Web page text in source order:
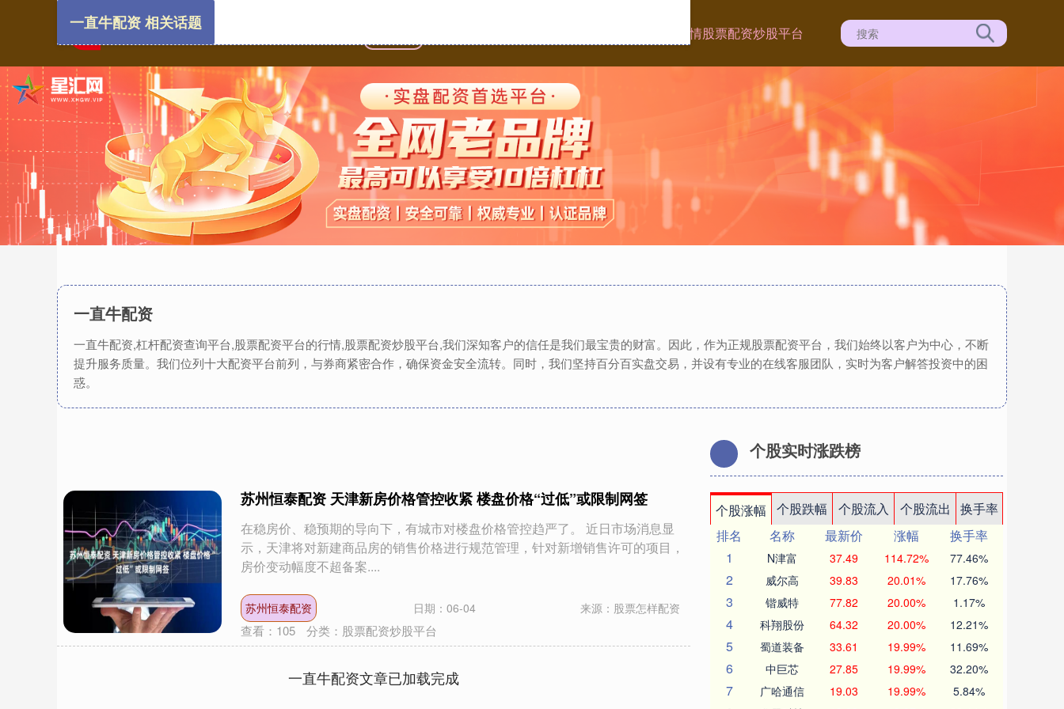
股票配资平台的行情股票配资炒股平台
一直牛配资
一直牛配资,杠杆配资查询平台,股票配资平台的行情,股票配资炒股平台,我们深知客户的信任是我们最宝贵的财富。因此，作为正规股票配资平台，我们始终以客户为中心，不断
提升服务质量。我们位列十大配资平台前列，与券商紧密合作，确保资金安全流转。同时，我们坚持百分百实盘交易，并设有专业的在线客服团队，实时为客户解答投资中的困
惑。
一直牛配资 相关话题
苏州恒泰配资 天津新房价格管控收紧 楼盘价格“过低”或限制网签
在稳房价、稳预期的导向下，有城市对楼盘价格管控趋严了。 近日市场消息显
示，天津将对新建商品房的销售价格进行规范管理，针对新增销售许可的项目，
房价变动幅度不超备案....
苏州恒泰配资 日期：06-04 来源：股票怎样配资
查看： 105 分类： 股票配资炒股平台
一直牛配资文章已加载完成
个股实时涨跌榜
个股涨幅 个股跌幅 个股流入 个股流出
换手率
排名
名称 最新价 涨幅
换手率
1
N津富 37.49 114.72% 77.46%
2 威尔高 39.83 20.01% 17.76%
3 锴威特 77.82 20.00% 1.17%
4 科翔股份 64.32 20.00% 12.21%
5 蜀道装备 33.61 19.99% 11.69%
6 中巨芯 27.85 19.99% 32.20%
7 广哈通信 19.03 19.99% 5.84%